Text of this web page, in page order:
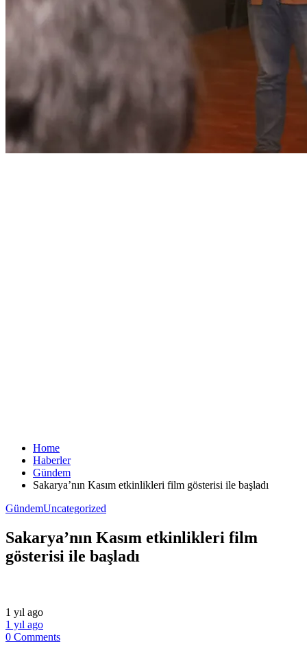
Home
Haberler
Gündem
Sakarya’nın Kasım etkinlikleri film gösterisi ile başladı
GündemUncategorized
Sakarya’nın Kasım etkinlikleri film
gösterisi ile başladı
1 yıl ago
1 yıl ago
0 Comments